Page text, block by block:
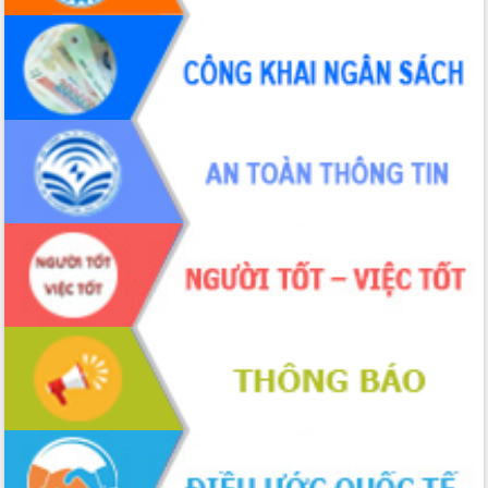
món ăn từ sầu riêng
Đắk Lắk công bố Quy hoạch và xúc
tiến đầu tư tỉnh
Ngành cá ngừ Đắk Lắk chủ động thích
ứng để giữ vững thị trường xuất khẩu
Diễn đàn Kinh tế tư nhân Việt Nam đột
phá cơ chế - Hợp tác công tư
Đề án 06 tạo bước ngoặt đột phá trong
cải cách hành chính tỉnh Đắk Lắk
Kết nối tour, đẩy mạnh chuyển đổi số
để phát triển du lịch Đắk Lắk
Khởi động Dự án Đầu tư xây dựng hạ
tầng kỹ thuật Cụm công nghiệp Tân
Gặp mặt các cơ quan báo chí nhân Kỷ
niệm 101 năm Ngày Báo chí Cách
mạng Việt Nam
Đắk Lắk sơ kết 4 năm triển khai thực
hiện Đề án 06 của Chính phủ
Họp báo thông tin về Hội nghị Công bố